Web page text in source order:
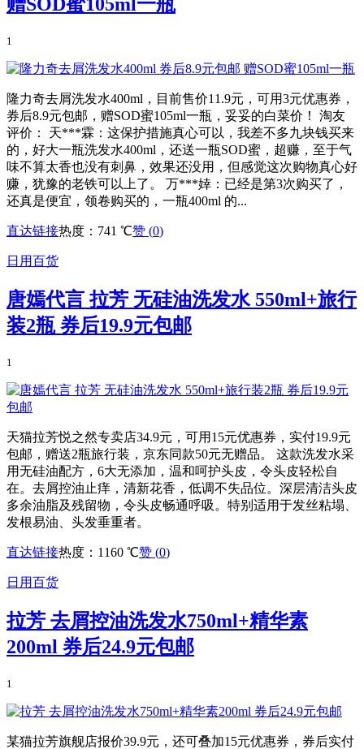
赠SOD蜜105ml一瓶
1
隆力奇去屑洗发水400ml，目前售价11.9元，可用3元优惠券，
券后8.9元包邮，赠SOD蜜105ml一瓶，妥妥的白菜价！ 淘友
评价： 天***霖：这保护措施真心可以，我差不多九块钱买来
的，好大一瓶洗发水400ml，还送一瓶SOD蜜，超赚，至于气
味不算太香也没有刺鼻，效果还没用，但感觉这次购物真心好
赚，犹豫的老铁可以上了。 万***婞：已经是第3次购买了，
还真是便宜，领卷购买的，一瓶400ml 的...
直达链接热度：741 ℃赞 (0)
日用百货
唐嫣代言 拉芳 无硅油洗发水 550ml+旅行
装2瓶 券后19.9元包邮
1
天猫拉芳悦之然专卖店34.9元，可用15元优惠券，实付19.9元
包邮，赠送2瓶旅行装，京东同款50元无赠品。 这款洗发水采
用无硅油配方，6大无添加，温和呵护头皮，令头皮轻松自
在。去屑控油止痒，清新花香，低调不失品位。深层清洁头皮
多余油脂及残留物，令头皮畅通呼吸。特别适用于发丝粘塌、
发根易油、头发垂重者。
直达链接热度：1160 ℃赞 (0)
日用百货
拉芳 去屑控油洗发水750ml+精华素
200ml 券后24.9元包邮
1
某猫拉芳旗舰店报价39.9元，还可叠加15元优惠券，券后实付